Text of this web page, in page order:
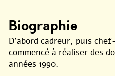
Biographie
D’abord cadreur, puis
commencé à réaliser des
années 1990.